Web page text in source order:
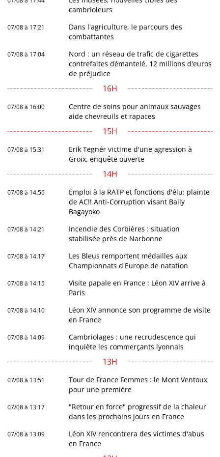
cambrioleurs
07/08 à 17:21
Dans l'agriculture, le parcours des
combattantes
07/08 à 17:04
Nord : un réseau de trafic de cigarettes
contrefaites démantelé, 12 millions d'euros
de préjudice
16H
07/08 à 16:00
Centre de soins pour animaux sauvages
aide chevreuils et rapaces
15H
07/08 à 15:31
Erik Tegnér victime d'une agression à
Groix, enquête ouverte
14H
07/08 à 14:56
Emploi à la RATP et fonctions d'élu: plainte
de AC!! Anti-Corruption visant Bally
Bagayoko
07/08 à 14:21
Incendie des Corbières : situation
stabilisée près de Narbonne
07/08 à 14:17
Les Bleus remportent médailles aux
Championnats d'Europe de natation
07/08 à 14:15
Visite papale en France : Léon XIV arrive à
Paris
07/08 à 14:10
Léon XIV annonce son programme de visite
en France
07/08 à 14:09
Cambriolages : une recrudescence qui
inquiète les commerçants lyonnais
13H
07/08 à 13:51
Tour de France Femmes : le Mont Ventoux
pour une première
07/08 à 13:17
"Retour en force" progressif de la chaleur
dans les prochains jours en France
07/08 à 13:09
Léon XIV rencontrera des victimes d'abus
en France